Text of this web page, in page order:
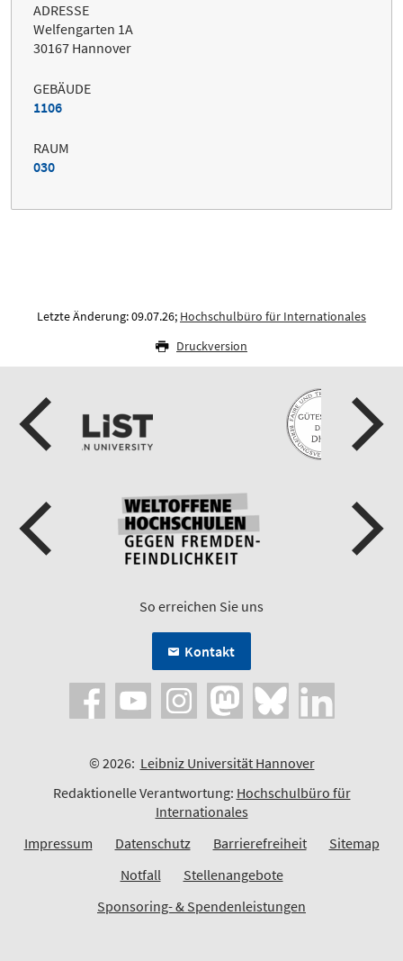
ADRESSE
Welfengarten 1A
30167 Hannover
GEBÄUDE
1106
RAUM
030
Letzte Änderung: 09.07.26; Hochschulbüro für Internationales
Druckversion
So erreichen Sie uns
Kontakt
© 2026: Leibniz Universität Hannover
Redaktionelle Verantwortung: Hochschulbüro für
Internationales
Impressum
Datenschutz Barrierefreiheit
Sitemap
Notfall
Stellenangebote
Sponsoring- & Spendenleistungen